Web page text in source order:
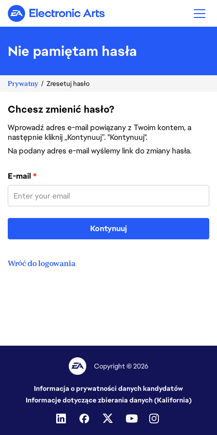
Electronic Arts
Nie pamiętam hasła
Prywatny Zresetuj hasło
Chcesz zmienić hasło?
Wprowadź adres e-mail powiązany z Twoim kontem, a
następnie kliknij „Kontynuuj”. "Kontynuuj".
Na podany adres e-mail wyślemy link do zmiany hasła.
Zresetuj hasło za pomocą adresu e-mail
E-mail*
Kontynuuj
Wróć do logowania
Copyright © 2026
Informacja o prywatności danych kandydatów
Informacje dotyczące zbierania danych (Kalifornia)